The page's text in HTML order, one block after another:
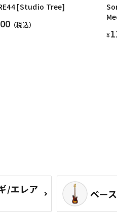
[Studio Tree]
（税込）
¥
/エレア ベース